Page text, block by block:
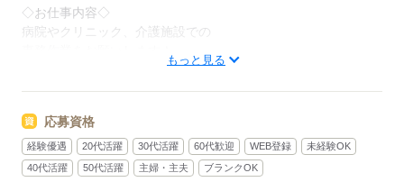
◇お仕事内容◇
病院やクリニック、介護施設での
▼ 具体的には ▼
＊ PCへのデータ入力作業
＊ 受付対応
などをお願いします！
もっと見る
応募資格
経験優遇 20代活躍 30代活躍 60代歓迎 WEB登録
未経験OK
40代活躍
50代活躍 主婦・主夫 ブランクOK